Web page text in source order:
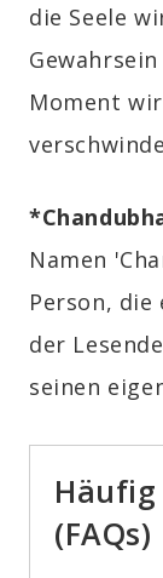
die Seele
Moment
Namen
Person,
der
seinen
(FAQs)